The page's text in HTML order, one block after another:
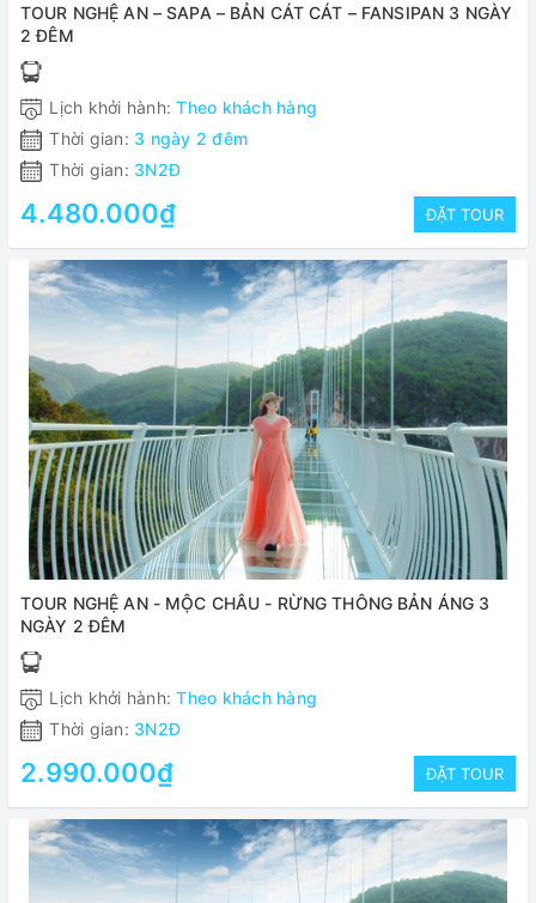
TOUR NGHỆ AN – SAPA – BẢN CÁT CÁT – FANSIPAN 3 NGÀY
2 ĐÊM
Lịch khởi hành:Theo khách hàng
Thời gian: 3 ngày 2 đêm
Thời gian: 3N2Đ
4.480.000₫ ĐẶT TOUR
TOUR NGHỆ AN - MỘC CHÂU - RỪNG THÔNG BẢN ÁNG 3
NGÀY 2 ĐÊM
Lịch khởi hành:Theo khách hàng
Thời gian: 3N2Đ
2.990.000₫ ĐẶT TOUR